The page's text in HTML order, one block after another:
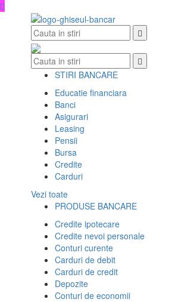
Skip
STIRI BANCARE
Educatie financiara
Banci
Asigurari
Leasing
Pensii
Bursa
Credite
Carduri
Vezi toate
PRODUSE BANCARE
Credite ipotecare
Credite nevoi personale
Conturi curente
Carduri de debit
Carduri de credit
Depozite
Conturi de economii